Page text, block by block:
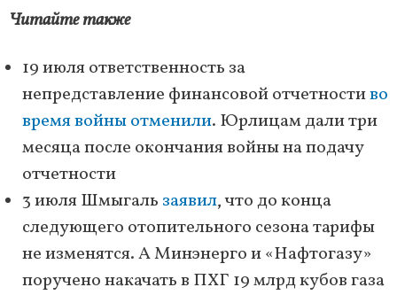
Читайте также
19 июля ответственность за
непредставление финансовой отчетностиво
время войны отменили. Юрлицам дали три
месяца после окончания войны на подачу
отчетности
3 июля Шмыгаль заявил, что до конца
следующего отопительного сезона тарифы
не изменятся. А Минэнерго и «Нафтогазу»
поручено накачать в ПХГ 19 млрд кубов газа